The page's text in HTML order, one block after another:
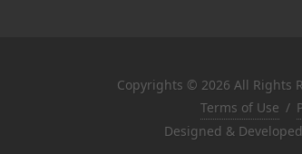
Copyrights © 2026 All Rights
Terms of Use /
Designed &